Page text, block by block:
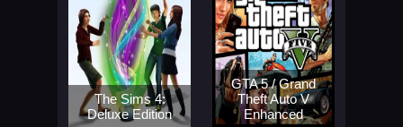
The Sims 4:
Deluxe Edition
GTA 5 / Grand
Theft Auto V
Enhanced